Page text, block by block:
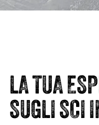
LA TUA
SUGLI SCI